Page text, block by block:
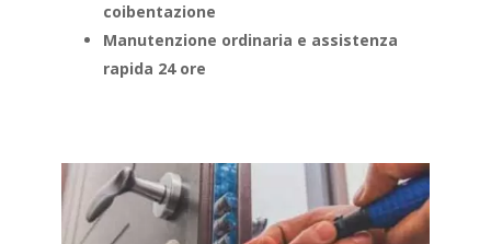
coibentazione
Manutenzione ordinaria e assistenza
rapida 24 ore